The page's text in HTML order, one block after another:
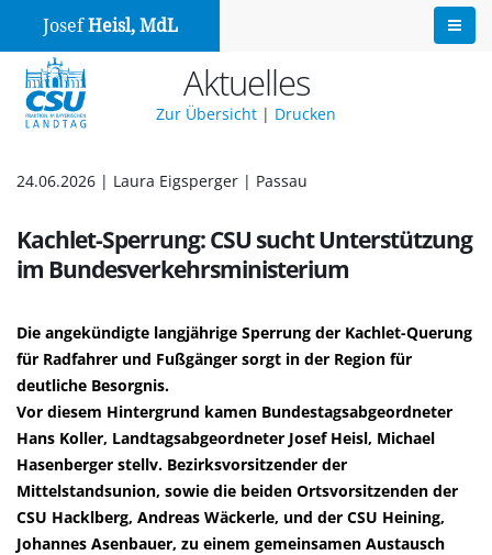
JosefHeisl, MdL
Aktuelles
Zur Übersicht | Drucken
24.06.2026 | Laura Eigsperger | Passau
Kachlet-Sperrung: CSU sucht Unterstützung
im Bundesverkehrsministerium
Die angekündigte langjährige Sperrung der Kachlet-Querung
für Radfahrer und Fußgänger sorgt in der Region für
deutliche Besorgnis.
Vor diesem Hintergrund kamen Bundestagsabgeordneter
Hans Koller, Landtagsabgeordneter Josef Heisl, Michael
Hasenberger stellv. Bezirksvorsitzender der
Mittelstandsunion, sowie die beiden Ortsvorsitzenden der
CSU Hacklberg, Andreas Wäckerle, und der CSU Heining,
Johannes Asenbauer, zu einem gemeinsamen Austausch